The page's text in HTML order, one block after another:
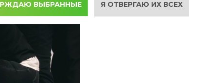
ВЫБРАННЫЕ Я ОТВЕРГАЮ ИХ ВСЕХ